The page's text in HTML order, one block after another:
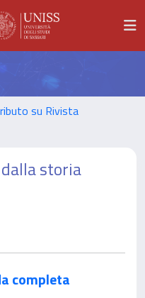
su Rivista
storia
completa